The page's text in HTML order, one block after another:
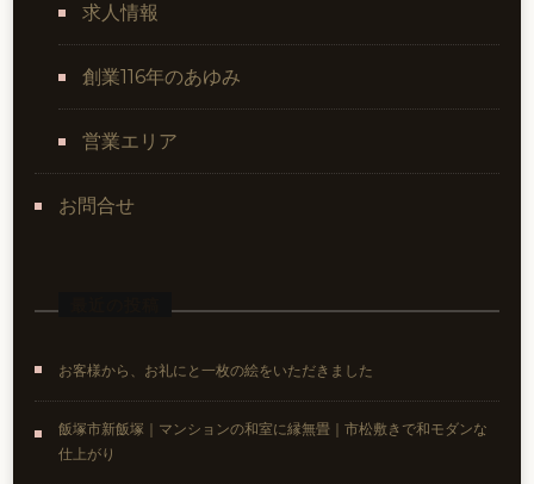
求人情報
創業116年のあゆみ
営業エリア
お問合せ
お客様から、お礼にと一枚の絵をいただきました
飯塚市新飯塚｜マンションの和室に縁無畳｜市松敷きで和モダンな
仕上がり